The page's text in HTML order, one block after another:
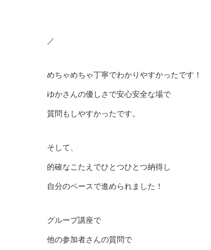
／
めちゃめちゃ丁寧でわかりやすかったです！
ゆかさんの優しさで安心安全な場で
質問もしやすかったです。
そして、
的確なこたえでひとつひとつ納得し
自分のペースで進められました！
グループ講座で
他の参加者さんの質問で